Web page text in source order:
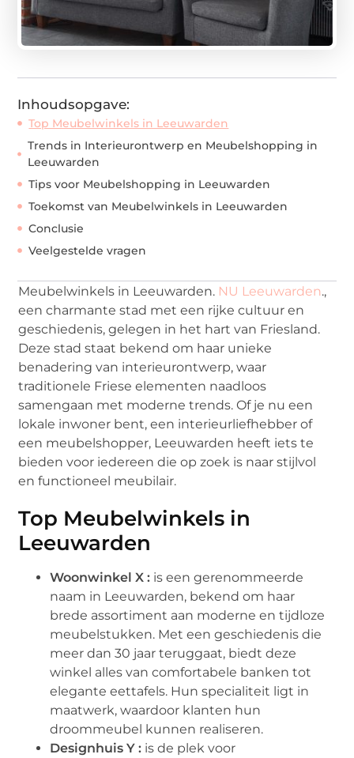
Inhoudsopgave:
Top Meubelwinkels in Leeuwarden
Trends in Interieurontwerp en Meubelshopping in
Leeuwarden
Tips voor Meubelshopping in Leeuwarden
Toekomst van Meubelwinkels in Leeuwarden
Conclusie
Veelgestelde vragen
Meubelwinkels in Leeuwarden. NU Leeuwarden.,
een charmante stad met een rijke cultuur en
geschiedenis, gelegen in het hart van Friesland.
Deze stad staat bekend om haar unieke
benadering van interieurontwerp, waar
traditionele Friese elementen naadloos
samengaan met moderne trends. Of je nu een
lokale inwoner bent, een interieurliefhebber of
een meubelshopper, Leeuwarden heeft iets te
bieden voor iedereen die op zoek is naar stijlvol
en functioneel meubilair.
Top Meubelwinkels in
Leeuwarden
Woonwinkel X : is een gerenommeerde
naam in Leeuwarden, bekend om haar
brede assortiment aan moderne en tijdloze
meubelstukken. Met een geschiedenis die
meer dan 30 jaar teruggaat, biedt deze
winkel alles van comfortabele banken tot
elegante eettafels. Hun specialiteit ligt in
maatwerk, waardoor klanten hun
droommeubel kunnen realiseren.
Designhuis Y : is de plek voor